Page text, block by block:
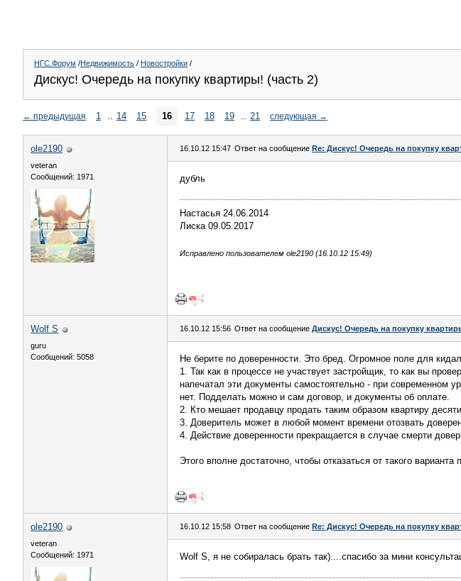
НГС.Форум /Недвижимость / Новостройки /
Дискус! Очередь на покупку квартиры! (часть 2)
← предыдущая 1 .. 14 15 16 17 18 19 .. 21 следующая →
ole2190
veteran
Сообщений: 1971
16.10.12 15:47 Ответ на сообщение Re: Дискус! Очередь на покупку
дубль
Настасья 24.06.2014
Лиска 09.05.2017
Исправлено пользователем ole2190 (16.10.12 15:49)
Wolf S
guru
Сообщений: 5058
16.10.12 15:56 Ответ на сообщение Дискус! Очередь на покупку
Не берите по доверенности. Это бред. Огромное поле для
1. Так как в процессе не участвует застройщик, то как вы
напечатал эти документы самостоятельно - при современном
нет. Подделать можно и сам договор, и документы об оплате.
2. Кто мешает продавцу продать таким образом квартиру
3. Доверитель может в любой момент времени отозвать
4. Действие доверенности прекращается в случае смерти
Этого вполне достаточно, чтобы отказаться от такого варианта
ole2190
veteran
Сообщений: 1971
16.10.12 15:58 Ответ на сообщение Re: Дискус! Очередь на покупку
Wolf S, я не собиралась брать так)....спасибо за мини